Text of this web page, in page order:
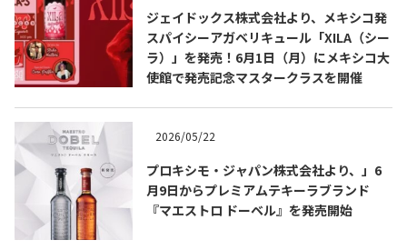
メキシコの記念日 トピックス
イベント一覧
テキーラ・メスカルが 飲めるバー
＆レストラン
お問合せ
ジェイドックス株式会社より、メキシコ発
スパイシーアガベリキュール「XILA（シー
ラ）」を発売！6月1日（月）にメキシコ大
使館で発売記念マスタークラスを開催
2026/05/22
プロキシモ・ジャパン株式会社より、」6
月9日からプレミアムテキーラブランド
『マエストロ ドーベル』を発売開始